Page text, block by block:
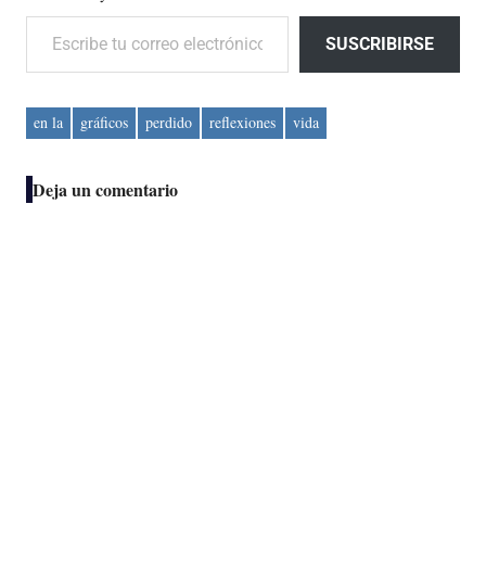
Escribe tu correo electrónico…
SUSCRIBIRSE
en la gráficos perdido reflexiones vida
Deja un comentario